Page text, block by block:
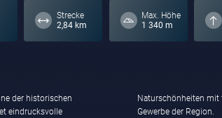
Strecke
2,84 km
Max. Höhe
1 340 m
der historischen
eindrucksvolle
in das frühere
Gewerbe der Region.